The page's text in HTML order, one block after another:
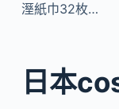
溼紙巾32枚…
日本